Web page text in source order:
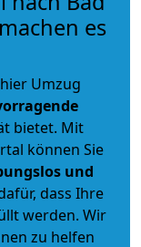
es
Umzug
bietet. Mit
können Sie
und
dass Ihre
werden. Wir
zu helfen